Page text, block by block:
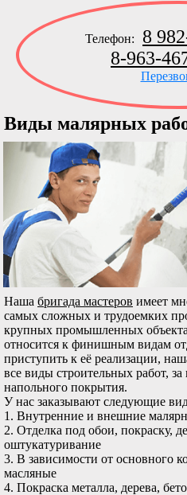
Телефон:
8
8-963-
Виды малярных
Наша бригада мастеров имеет
самых сложных и трудоемких
крупных промышленных
относится к финишным видам
приступить к её реализации,
все виды строительных работ,
напольного покрытия.
У нас заказывают следующие
1. Внутренние и внешние
2. Отделка под обои, покраску,
оштукатуривание
3. В зависимости от основного
масляные
4. Покраска металла, дерева,